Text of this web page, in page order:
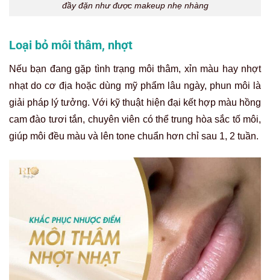
đầy đặn như được makeup nhẹ nhàng
Loại bỏ môi thâm, nhợt
Nếu bạn đang gặp tình trạng môi thâm, xỉn màu hay nhợt
nhạt do cơ địa hoặc dùng mỹ phẩm lâu ngày, phun môi là
giải pháp lý tưởng. Với kỹ thuật hiện đại kết hợp màu hồng
cam đào tươi tắn, chuyên viên có thể trung hòa sắc tố môi,
giúp môi đều màu và lên tone chuẩn hơn chỉ sau 1, 2 tuần.